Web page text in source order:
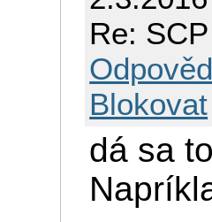
Re:
Blokovat
dá sa